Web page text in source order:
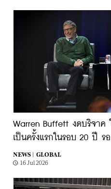
Warren Buffett งดบริจาค
เป็นครั้งแรกในรอบ 20 ปี ร
NEWS |
GLOBAL
16 Jul 2026